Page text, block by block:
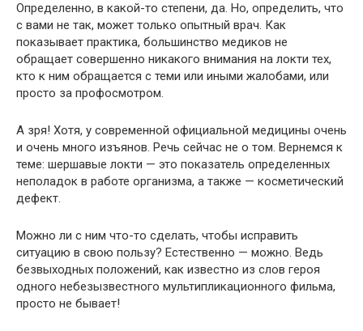
Определенно, в какой-то степени, да. Но, определить, что
с вами не так, может только опытный врач. Как
показывает практика, большинство медиков не
обращает совершенно никакого внимания на локти тех,
кто к ним обращается с теми или иными жалобами, или
просто за профосмотром.
А зря! Хотя, у современной официальной медицины очень
и очень много изъянов. Речь сейчас не о том. Вернемся к
теме: шершавые локти — это показатель определенных
неполадок в работе организма, а также — косметический
дефект.
Можно ли с ним что-то сделать, чтобы исправить
ситуацию в свою пользу? Естественно — можно. Ведь
безвыходных положений, как известно из слов героя
одного небезызвестного мультипликационного фильма,
просто не бывает!